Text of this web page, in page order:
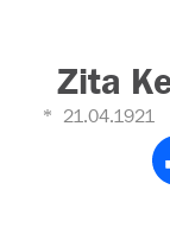
Zita
21.04.1921